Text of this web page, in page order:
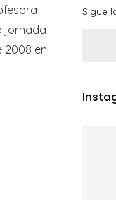
jornada
2008 en
Sigue